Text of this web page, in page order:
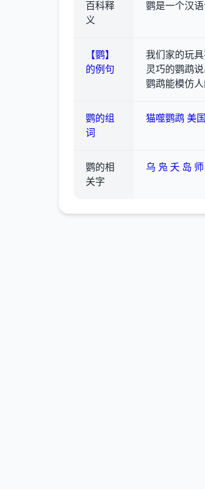
百科释
义
鹦是一个汉语
【鹦】
的例句
我们家的玩
灵巧的鹦鹉
鹦鹉能模仿
鹦的组
词
猫噬鹦鹉 美
鹦的相
关字
乌 凫 夭 岛 师